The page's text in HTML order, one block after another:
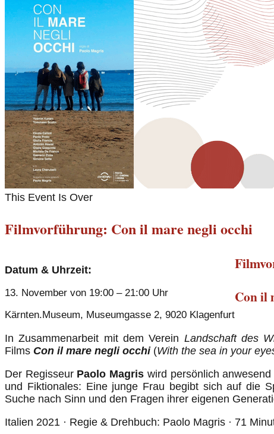
This Event Is Over
Filmvorführung: Con il mare negli occhi
Datum & Uhrzeit:
13. November von 19:00 – 21:00 Uhr
Kärnten.Museum, Museumgasse 2, 9020 Klagenfurt
Con il
In Zusammenarbeit mit dem Verein Landschaft des
Films Con il mare negli occhi(With the sea in your
Der Regisseur Paolo Magris wird persönlich
und Fiktionales: Eine junge Frau begibt sich auf die
Suche nach Sinn und den Fragen ihrer eigenen
Italien 2021 · Regie & Drehbuch: Paolo Magris · 71